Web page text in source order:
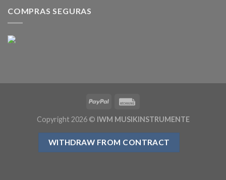
COMPRAS SEGURAS
Copyright 2026 © IWM MUSIKINSTRUMENTE
WITHDRAW FROM CONTRACT